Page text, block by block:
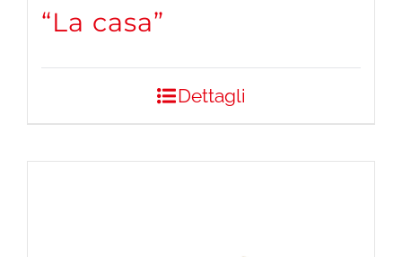
“La casa”
Dettagli